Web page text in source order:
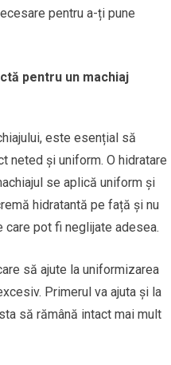
pentru a-ți pune
pentru un machiaj
este esențial să
neted și uniform. O hidratare
se aplică uniform și
hidratantă pe față și nu
care pot fi neglijate adesea.
să ajute la uniformizarea
Primerul va ajuta și la
să rămână intact mai mult